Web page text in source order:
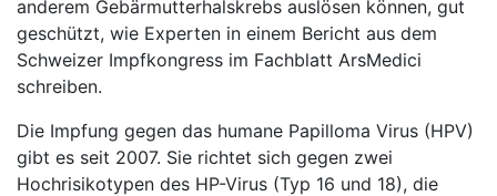
anderem Gebärmutterhalskrebs auslösen können, gut
geschützt, wie Experten in einem Bericht aus dem
Schweizer Impfkongress im Fachblatt ArsMedici
schreiben.
Die Impfung gegen das humane Papilloma Virus (HPV)
gibt es seit 2007. Sie richtet sich gegen zwei
Hochrisikotypen des HP-Virus (Typ 16 und 18), die